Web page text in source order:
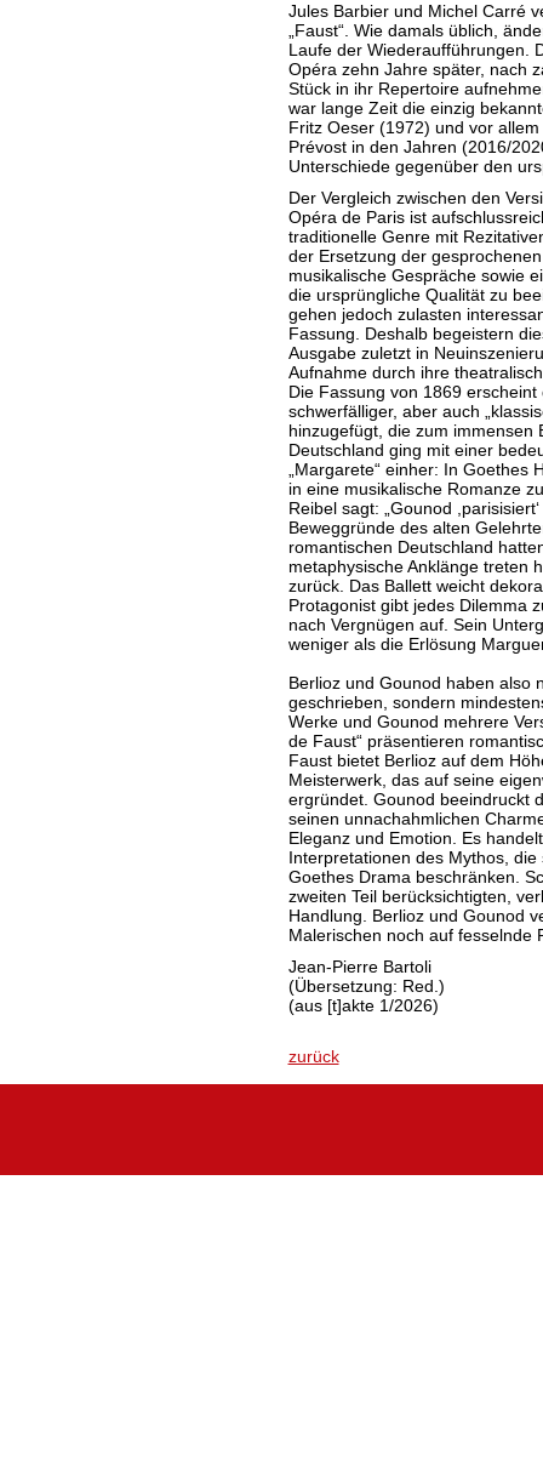
Jules Barbier und Michel Carré
„Faust“. Wie damals üblich,
Laufe der Wiederaufführungen.
Opéra zehn Jahre später, nach
Stück in ihr Repertoire
war lange Zeit die einzig
Fritz Oeser (1972) und vor
Prévost in den Jahren (2016/
Unterschiede gegenüber den
Der Vergleich zwischen den
Opéra de Paris ist
traditionelle Genre mit
der Ersetzung der
musikalische Gespräche sowie
die ursprüngliche Qualität zu
gehen jedoch zulasten
Fassung. Deshalb begeistern
Ausgabe zuletzt in
Aufnahme durch ihre
Die Fassung von 1869
schwerfälliger, aber auch
hinzugefügt, die zum immensen
Deutschland ging mit einer
„Margarete“ einher: In Goethes
in eine musikalische Romanze
Reibel sagt: „Gounod
Beweggründe des alten
romantischen Deutschland
metaphysische Anklänge treten
zurück. Das Ballett weicht
Protagonist gibt jedes Dilemma
nach Vergnügen auf. Sein
weniger als die Erlösung
Berlioz und Gounod haben also
geschrieben, sondern
Werke und Gounod mehrere
de Faust“ präsentieren
Faust bietet Berlioz auf dem
Meisterwerk, das auf seine
ergründet. Gounod beeindruckt
seinen unnachahmlichen
Eleganz und Emotion. Es
Interpretationen des Mythos,
Goethes Drama beschränken.
zweiten Teil berücksichtigten,
Handlung. Berlioz und Gounod
Malerischen noch auf fesselnde
Jean-Pierre Bartoli
(Übersetzung: Red.)
(aus [t]akte 1/2026)
zurück